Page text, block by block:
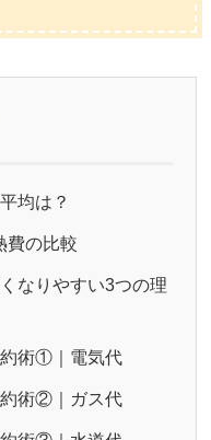
均は？
費の比較
なりやすい3つの理
術①｜電気代
術②｜ガス代